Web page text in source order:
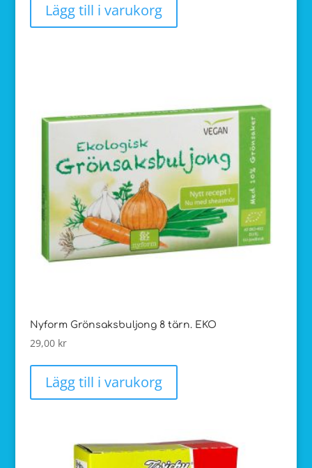
Lägg till i varukorg
Nyform Grönsaksbuljong 8 tärn. EKO
29,00 kr
Lägg till i varukorg